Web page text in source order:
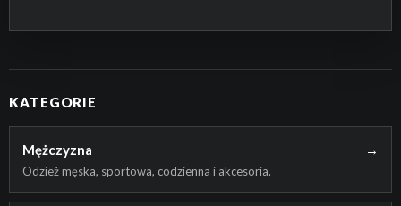
KATEGORIE
Mężczyzna →
Odzież męska, sportowa, codzienna i akcesoria.